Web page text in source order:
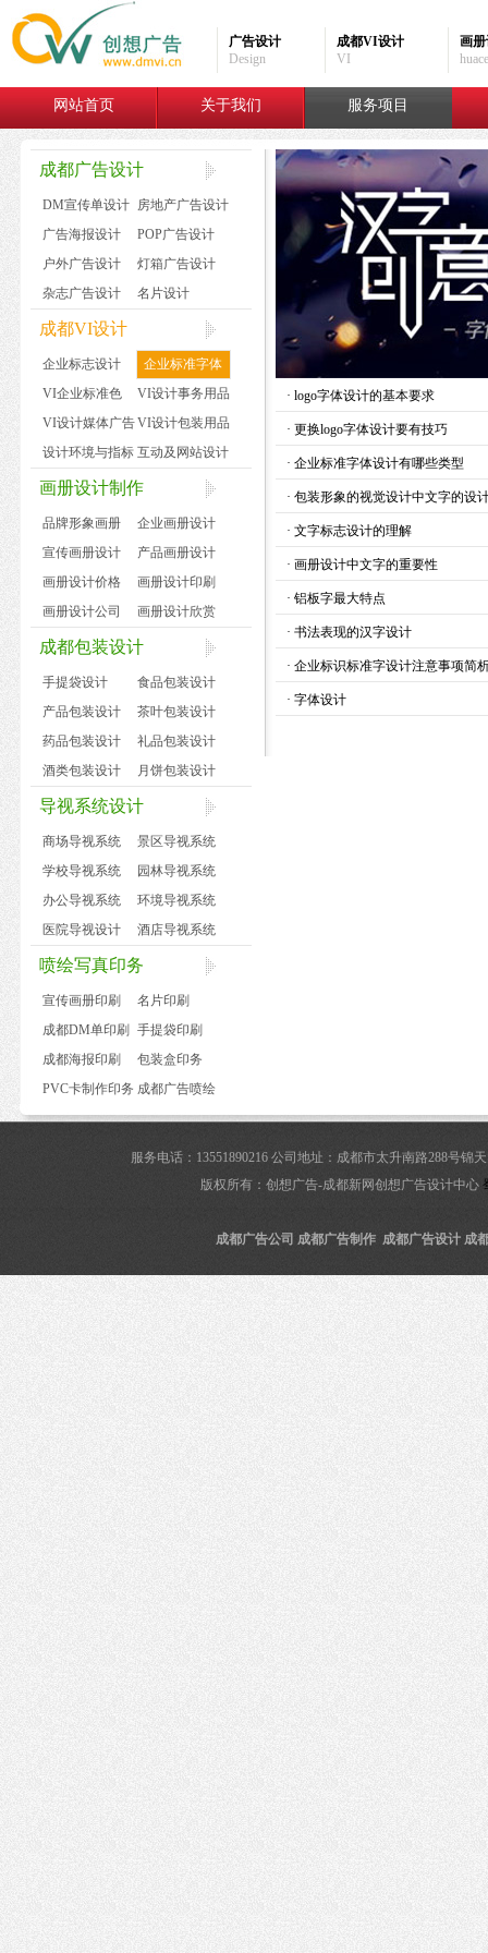
广告设计
Design
成都VI设计
VI
画
huace
网站首页 关于我们 服务项目
成都广告设计
DM宣传单设计
房地产广告设计
广告海报设计
POP广告设计
户外广告设计
灯箱广告设计
杂志广告设计
名片设计
成都VI设计
企业标志设计
企业标准字体
VI企业标准色
VI设计事务用品
VI设计媒体广告VI设计包装用品
设计环境与指标 互动及网站设计
画册设计制作
品牌形象画册
企业画册设计
宣传画册设计
产品画册设计
画册设计价格
画册设计印刷
画册设计公司
画册设计欣赏
成都包装设计
手提袋设计
食品包装设计
产品包装设计
茶叶包装设计
药品包装设计
礼品包装设计
酒类包装设计
月饼包装设计
导视系统设计
商场导视系统
景区导视系统
学校导视系统
园林导视系统
办公导视系统
环境导视系统
医院导视设计
酒店导视系统
喷绘写真印务
宣传画册印刷
名片印刷
成都DM单印刷
手提袋印刷
成都海报印刷
包装盒印务
PVC卡制作印务 成都广告喷绘
· logo字体设计的基本要求
· 更换logo字体设计要有技巧
· 企业标准字体设计有哪些类型
· 包装形象的视觉设计中文字的设
· 文字标志设计的理解
· 画册设计中文字的重要性
· 铝板字最大特点
· 书法表现的汉字设计
· 企业标识标准字设计注意事项简
· 字体设计
服务电话：13551890216 公司地址：成都市太升南路288号
版权所有：创想广告-成都新网创想广告设计中心
成都广告公司 成都广告制作 成都广告设计 成